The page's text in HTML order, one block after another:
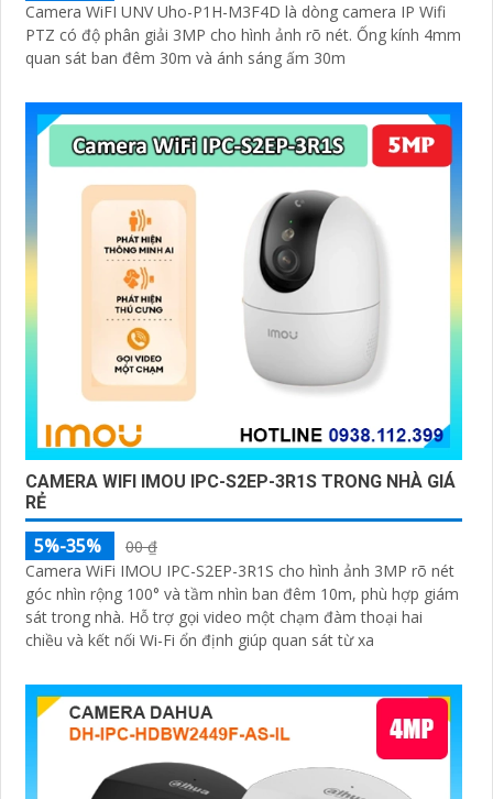
Camera WiFI UNV Uho-P1H-M3F4D là dòng camera IP Wifi
PTZ có độ phân giải 3MP cho hình ảnh rõ nét. Ống kính 4mm
quan sát ban đêm 30m và ánh sáng ấm 30m
CAMERA WIFI IMOU IPC-S2EP-3R1S TRONG NHÀ GIÁ
RẺ
5%-35%
00 ₫
Camera WiFi IMOU IPC-S2EP-3R1S cho hình ảnh 3MP rõ nét
góc nhìn rộng 100° và tầm nhìn ban đêm 10m, phù hợp giám
sát trong nhà. Hỗ trợ gọi video một chạm đàm thoại hai
chiều và kết nối Wi-Fi ổn định giúp quan sát từ xa